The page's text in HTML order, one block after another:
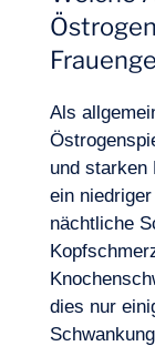
Als
und starken
ein
nächtliche
dies nur